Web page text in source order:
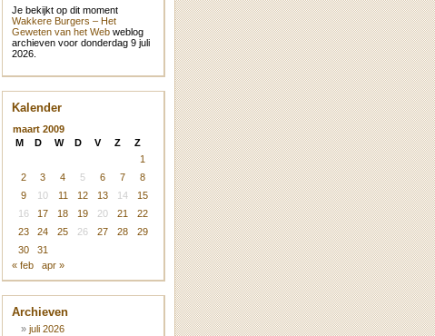
Je bekijkt op dit moment
Wakkere Burgers – Het
Geweten van het Web weblog
archieven voor donderdag 9 juli
2026.
Kalender
maart 2009
M
D W D V Z
Z
1
2
3 4 5 6 7
8
9
10 11 12 13 14
15
16
17 18 19 20 21
22
23
24 25 26 27 28
29
30
31
« feb
apr »
Archieven
juli 2026